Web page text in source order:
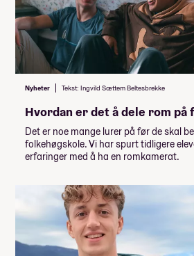
Nyheter Tekst: Ingvild Sættem Beltesbrekke
Hvordan er det å dele rom på
Det er noe mange lurer på før de skal
folkehøgskole. Vi har spurt tidligere
erfaringer med å ha en romkamerat.